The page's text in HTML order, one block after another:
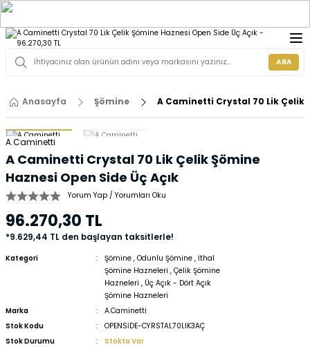
ARA
Anasayfa Şömine A Caminetti Crystal 70 Lik Çelik
A.Caminetti
A Caminetti Crystal 70 Lik Çelik Şömine
Haznesi Open Side Üç Açık
Yorum Yap / Yorumları Oku
96.270,30 TL
*9.629,44 TL den başlayan taksitlerle!
Kategori Şömine ,Odunlu Şömine ,İthal
Şömine Hazneleri ,Çelik Şömine
Hazneleri , Üç Açık - Dört Açık
Şömine Hazneleri
Marka
A.Caminetti
Stok Kodu
OPENSİDE-CYRSTAL70LIK3AÇ
Stok Durumu
Stokta Var